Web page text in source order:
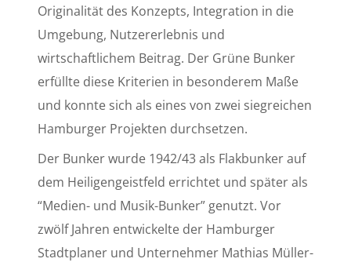
Originalität des Konzepts, Integration in die
Umgebung, Nutzererlebnis und
wirtschaftlichem Beitrag. Der Grüne Bunker
erfüllte diese Kriterien in besonderem Maße
und konnte sich als eines von zwei siegreichen
Hamburger Projekten durchsetzen.
Der Bunker wurde 1942/43 als Flakbunker auf
dem Heiligengeistfeld errichtet und später als
“Medien- und Musik-Bunker” genutzt. Vor
zwölf Jahren entwickelte der Hamburger
Stadtplaner und Unternehmer Mathias Müller-